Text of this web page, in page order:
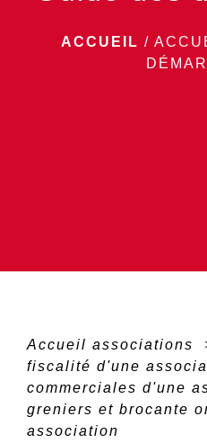
ACCUEIL /
Accueil associations
fiscalité d'une
commerciales d'une
greniers et brocante
association